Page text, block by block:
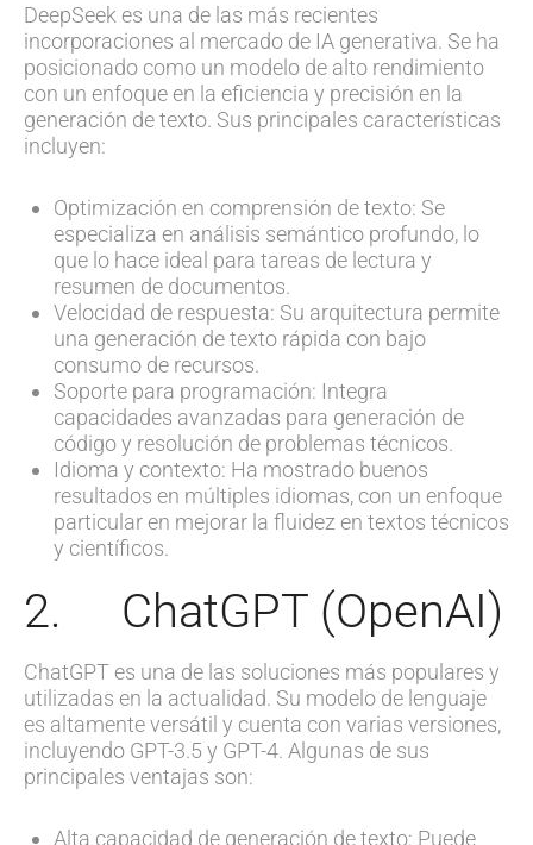
DeepSeek es una de las más recientes
incorporaciones al mercado de IA generativa. Se ha
posicionado como un modelo de alto rendimiento
con un enfoque en la eficiencia y precisión en la
generación de texto. Sus principales características
incluyen:
Optimización en comprensión de texto: Se
especializa en análisis semántico profundo, lo
que lo hace ideal para tareas de lectura y
resumen de documentos.
Velocidad de respuesta: Su arquitectura permite
una generación de texto rápida con bajo
consumo de recursos.
Soporte para programación: Integra
capacidades avanzadas para generación de
código y resolución de problemas técnicos.
Idioma y contexto: Ha mostrado buenos
resultados en múltiples idiomas, con un enfoque
particular en mejorar la fluidez en textos técnicos
y científicos.
2. ChatGPT (OpenAI)
ChatGPT es una de las soluciones más populares y
utilizadas en la actualidad. Su modelo de lenguaje
es altamente versátil y cuenta con varias versiones,
incluyendo GPT-3.5 y GPT-4. Algunas de sus
principales ventajas son:
Alta capacidad de generación de texto: Puede